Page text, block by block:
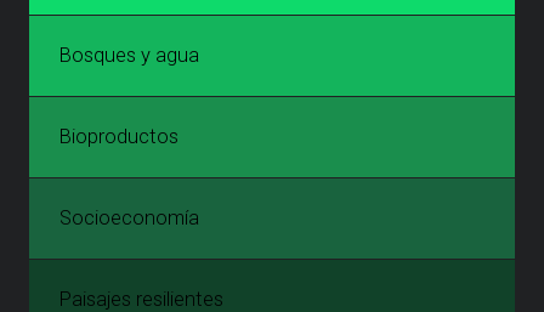
Bosques y agua
Bioproductos
Socioeconomía
Paisajes resilientes